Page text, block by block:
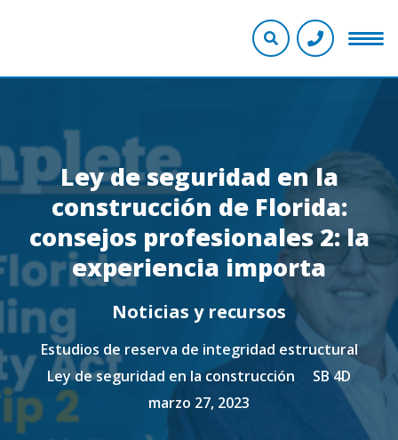
Ley de seguridad en la
construcción de Florida:
consejos profesionales 2: la
experiencia importa
Noticias y recursos
Estudios de reserva de integridad estructural
Ley de seguridad en la construcción
SB 4D
marzo 27, 2023